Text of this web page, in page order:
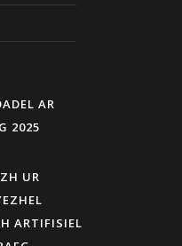
AR
2025
UR
ARTIFISIEL